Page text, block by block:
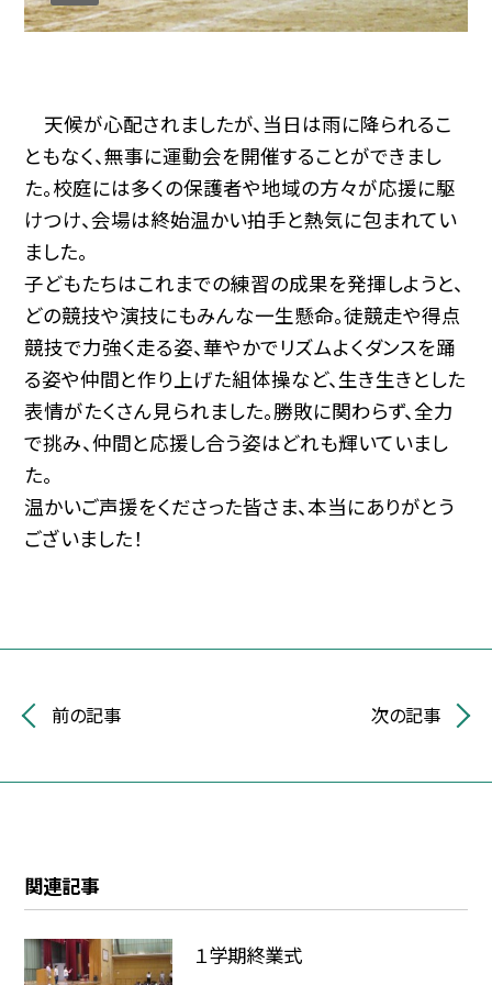
天候が心配されましたが、当日は雨に降られるこ
ともなく、無事に運動会を開催することができまし
た。校庭には多くの保護者や地域の方々が応援に駆
けつけ、会場は終始温かい拍手と熱気に包まれてい
ました。
子どもたちはこれまでの練習の成果を発揮しようと、
どの競技や演技にもみんな一生懸命。徒競走や得点
競技で力強く走る姿、華やかでリズムよくダンスを踊
る姿や仲間と作り上げた組体操など、生き生きとした
表情がたくさん見られました。勝敗に関わらず、全力
で挑み、仲間と応援し合う姿はどれも輝いていまし
た。
温かいご声援をくださった皆さま、本当にありがとう
ございました！
前の記事 次の記事
関連記事
１学期終業式